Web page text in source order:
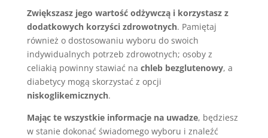
Zwiększasz jego wartość odżywczą i korzystasz z
dodatkowych korzyści zdrowotnych. Pamiętaj
również o dostosowaniu wyboru do swoich
indywidualnych potrzeb zdrowotnych; osoby z
celiakią powinny stawiać na chleb bezglutenowy, a
diabetycy mogą skorzystać z opcji
niskoglikemicznych.
Mając te wszystkie informacje na uwadze, będziesz
w stanie dokonać świadomego wyboru i znaleźć